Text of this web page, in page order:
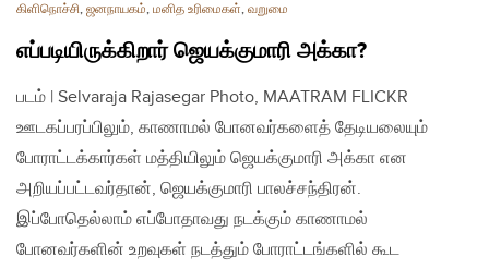
கிளிநொச்சி, ஜனநாயகம், மனித உரிமைகள், வறுமை
எப்படியிருக்கிறார் ஜெயக்குமாரி அக்கா?
படம் | Selvaraja Rajasegar Photo, MAATRAM FLICKR
ஊடகப்பரப்பிலும், காணாமல் போனவர்களைத் தேடியலையும்
போராட்டக்கார்கள் மத்தியிலும் ஜெயக்குமாரி அக்கா என
அறியப்பட்டவர்தான், ஜெயக்குமாரி பாலச்சந்திரன்.
இப்போதெல்லாம் எப்போதாவது நடக்கும் காணாமல்
போனவர்களின் உறவுகள் நடத்தும் போராட்டங்களில் கூட